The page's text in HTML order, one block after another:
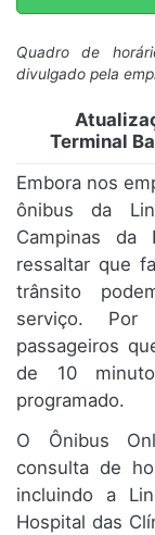
Quadro de
divulgado pela
Terminal
Embora nos
ônibus da
Campinas da
ressaltar que
trânsito
serviço. Por
passageiros
de 10
programado.
O Ônibus
consulta de
incluindo a
Hospital das